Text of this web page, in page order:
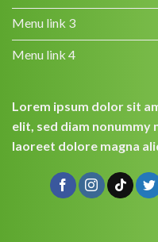
Menu link 3
Menu link 4
Lorem ipsum dolor sit
elit, sed diam nonummy
laoreet dolore magna